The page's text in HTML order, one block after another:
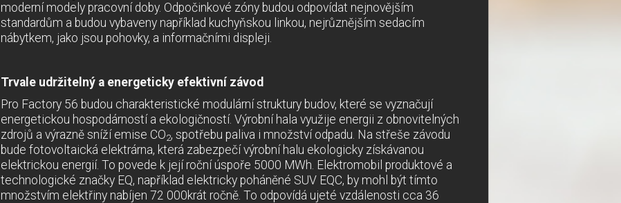
moderní modely pracovní doby. Odpočinkové zóny budou odpovídat nejnovějším
standardům a budou vybaveny například kuchyňskou linkou, nejrůznějším sedacím
nábytkem, jako jsou pohovky, a informačními displeji.
Trvale udržitelný a energeticky efektivní závod
Pro Factory 56 budou charakteristické modulární struktury budov, které se vyznačují
energetickou hospodárností a ekologičností. Výrobní hala využije energii z obnovitelných
zdrojů a výrazně sníží emise CO2, spotřebu paliva i množství odpadu. Na střeše závodu
bude fotovoltaická elektrárna, která zabezpečí výrobní halu ekologicky získávanou
elektrickou energií. To povede k její roční úspoře 5000 MWh. Elektromobil produktové a
technologické značky EQ, například elektricky poháněné SUV EQC, by mohl být tímto
množstvím elektřiny nabíjen 72 000krát ročně. To odpovídá ujeté vzdálenosti cca 36